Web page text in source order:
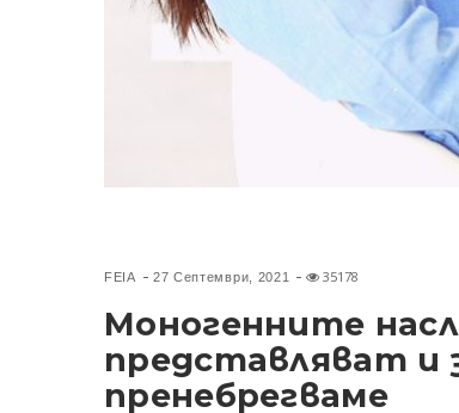
FEIA 27 Септември, 2021 35178
Моногенните
представляват и
пренебрегваме